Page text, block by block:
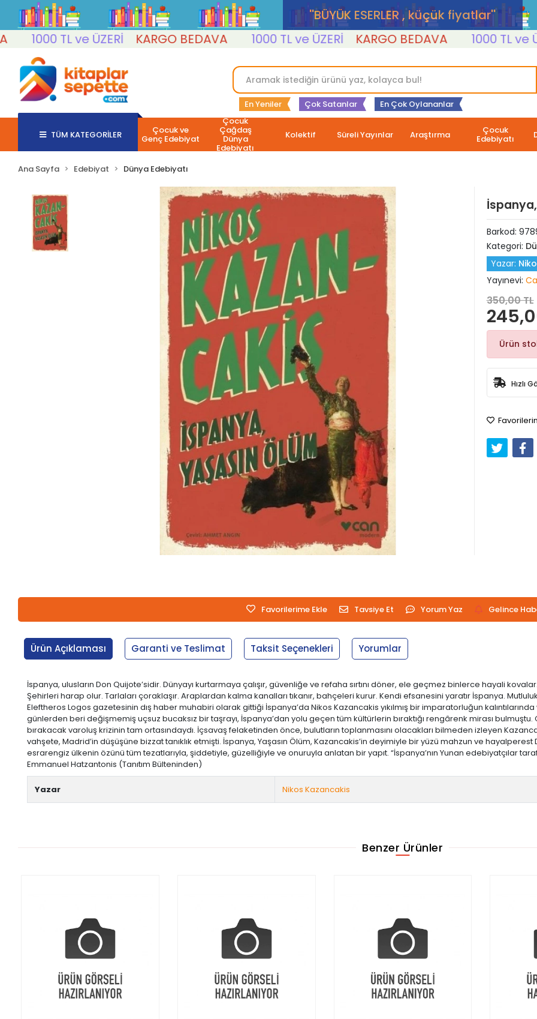
''BÜYÜK ESERLER , küçük fiyatlar''
1000 TL ve ÜZERİ
KARGO BEDAVA 1000 TL ve ÜZERİ KARGO BEDAVA 1000 TL ve ÜZERİ
En Yeniler Çok Satanlar En Çok Oylananlar
TÜM KATEGORİLER Çocuk ve
Genç Edebiyat
Çocuk
Çağdaş
Dünya
Edebiyatı
Kolektif Süreli Yayınlar Araştırma Çocuk
Edebiyatı
Ana Sayfa Edebiyat Dünya Edebiyatı
Barkod:
Kategori:
Yazar:
Yayınevi:
350,00 TL
Ürün
Hızlı
Favorilerime Ekle Tavsiye Et Yorum Yaz Gelince
Ürün Açıklaması Garanti ve Teslimat Taksit Seçenekleri Yorumlar
İspanya, ulusların Don Quijote’sidir. Dünyayı kurtarmaya çalışır, güvenliğe ve refaha sırtını döner, ele geçmez binlerce hayali
Şehirleri harap olur. Tarlaları çoraklaşır. Araplardan kalma kanalları tıkanır, bahçeleri kurur. Kendi efsanesini yaratır İspanya. Mutluluk
Eleftheros Logos gazetesinin dış haber muhabiri olarak gittiği İspanya’da Nikos Kazancakis yıkılmış bir imparatorluğun
günlerden beri değişmemiş uçsuz bucaksız bir taşrayı, İspanya’dan yolu geçen tüm kültürlerin bıraktığı rengârenk mirası bulmuştu.
bırakacak varoluş krizinin tam ortasındaydı. İçsavaş felaketinden önce, bulutların toplanmasını olacakları bilmeden izleyen
vahşete, Madrid’in düşüşüne bizzat tanıklık etmişti. İspanya, Yaşasın Ölüm, Kazancakis’in deyimiyle bir yüzü mahzun ve
esrarengiz ülkenin özünü tüm tezatlarıyla, şiddetiyle, güzelliğiyle ve onuruyla anlatan bir yapıt. “İspanya’nın Yunan edebiyatçılar
Emmanuel Hatzantonis (Tanıtım Bülteninden)
Yazar Nikos Kazancakis
Benzer Ürünler